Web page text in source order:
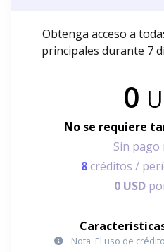
Obtenga acceso a
principales durante 7
0
No se requiere
Sin pago
8créditos /
0 USD
Nota: El uso de